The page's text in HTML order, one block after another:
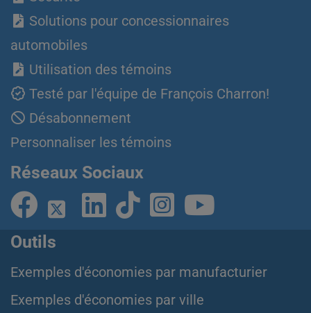
Solutions pour concessionnaires
automobiles
Utilisation des témoins
Testé par l'équipe de François Charron!
Désabonnement
Personnaliser les témoins
Réseaux Sociaux
Outils
Exemples d'économies par manufacturier
Exemples d'économies par ville